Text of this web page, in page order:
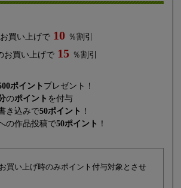
買い上げで 10 ％割引
お買い上げで 15 ％割引
ポイント プレゼント！
のポイント を付与
き込みで50ポイント ！
の作品投稿で50ポイント ！
買い上げ時のみポイント付与対象とさせ